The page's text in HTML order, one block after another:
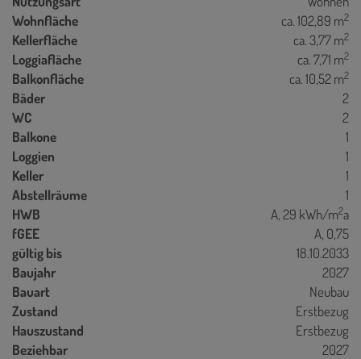
Wohnfläche
ca. 102,89 m2
Kellerfläche ca. 3,77 m2
Loggiafläche ca. 7,71 m2
Balkonfläche ca. 10,52 m2
Bäder
2
WC
2
Balkone
1
Loggien
1
Keller
1
Abstellräume
1
HWB
A, 29 kWh/m2a
fGEE
A, 0,75
gültig bis
18.10.2033
Baujahr
2027
Bauart
Neubau
Zustand
Erstbezug
Hauszustand
Erstbezug
Beziehbar
2027